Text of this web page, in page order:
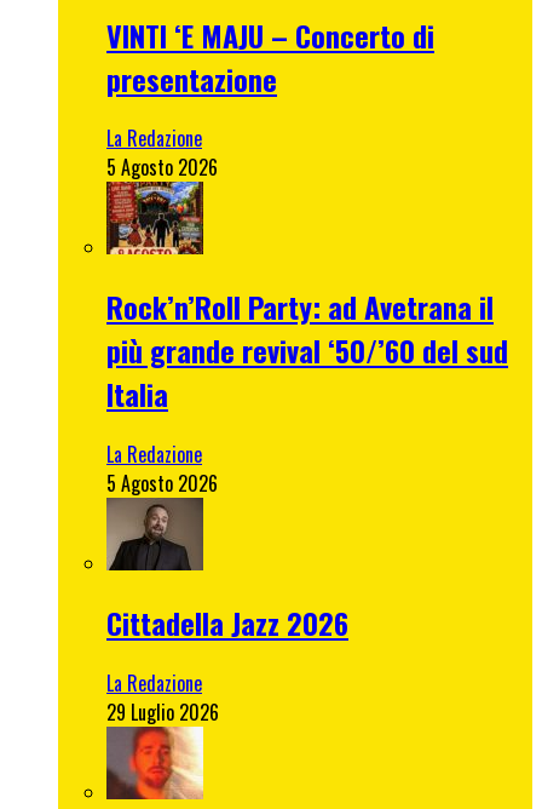
VINTI ‘E MAJU – Concerto di
presentazione
La Redazione
5 Agosto 2026
Rock’n’Roll Party: ad Avetrana il
più grande revival ‘50/’60 del sud
Italia
La Redazione
5 Agosto 2026
Cittadella Jazz 2026
La Redazione
29 Luglio 2026